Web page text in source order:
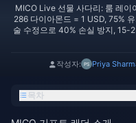
MICO Live 선물 사다리: 룸 레이
286 다이아몬드 = 1 USD, 75%
술 수정으로 40% 손실 방지, 15-
작성자: Priya
목차